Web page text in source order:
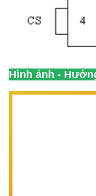
Hình ảnh -